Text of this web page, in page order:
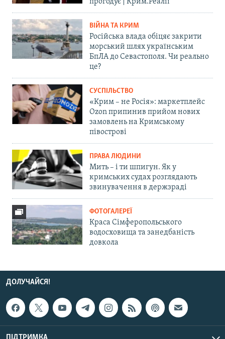
прогодує | Крим.Реалії
ВІЙНА ТА КРИМ
Російська влада обіцяє закрити
морський шлях українським
БпЛА до Севастополя. Чи реально
це?
СУСПІЛЬСТВО
«Крим – не Росія»: маркетплейс
Ozon припинив прийом нових
замовлень на Кримському
півострові
ПРАВА ЛЮДИНИ
Мить – і ти шпигун. Як у
кримських судах розглядають
звинувачення в держзраді
ФОТОГАЛЕРЕЇ
Краса Сімферопольського
водосховища та занедбаність
довкола
ДОЛУЧАЙСЯ!
ПІДТРИМКА